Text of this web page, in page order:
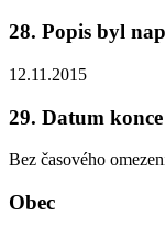
28. Popis byl
12.11.2015
29. Datum
Bez časového
Obec